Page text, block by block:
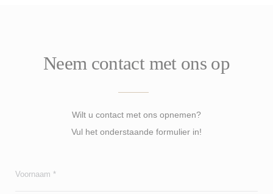
Neem contact met ons op
Wilt u contact met ons opnemen?
Vul het onderstaande formulier in!